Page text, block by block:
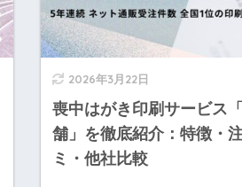
2026年3月22日
喪中はがき印刷サービス
舗」を徹底紹介：特徴・
ミ・他社比較